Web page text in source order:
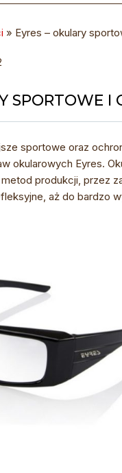
» Eyres – okulary
SPORTOWE I
sportowe oraz
okularowych Eyres.
produkcji, przez
aż do bardzo